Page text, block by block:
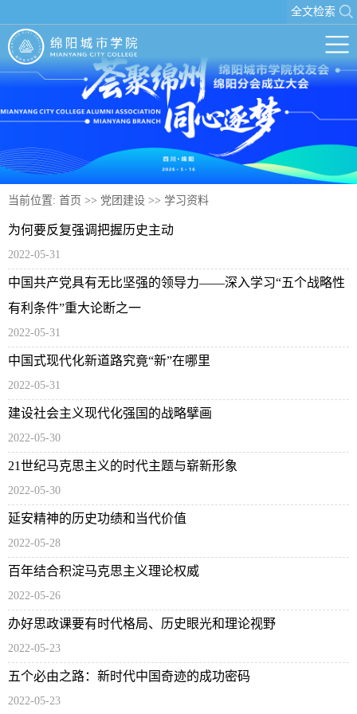
全文检索
当前位置: 首页 >> 党团建设 >> 学习资料
为何要反复强调把握历史主动
2022-05-31
中国共产党具有无比坚强的领导力——深入学习“五个战略性
有利条件”重大论断之一
2022-05-31
中国式现代化新道路究竟“新”在哪里
2022-05-31
建设社会主义现代化强国的战略擘画
2022-05-30
21世纪马克思主义的时代主题与崭新形象
2022-05-30
延安精神的历史功绩和当代价值
2022-05-28
百年结合积淀马克思主义理论权威
2022-05-26
办好思政课要有时代格局、历史眼光和理论视野
2022-05-23
五个必由之路：新时代中国奇迹的成功密码
2022-05-23